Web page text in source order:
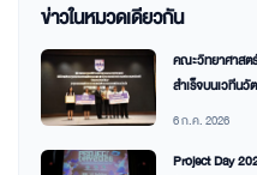
ข่าวในหมวดเดียวกัน
คณะวิทยาศาสต
สำเร็จบนเวทีน
6 ก.ค. 2026
Project Day